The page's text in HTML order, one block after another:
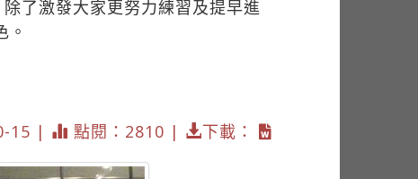
了激發大家更努力練習及提早進
15 | 點閱：2810 | 下載：